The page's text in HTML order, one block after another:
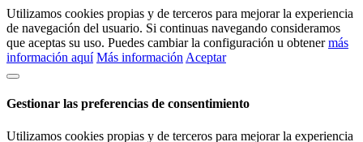
Utilizamos cookies propias y de terceros para mejorar la experiencia
de navegación del usuario. Si continuas navegando consideramos
que aceptas su uso. Puedes cambiar la configuración u obtenermás
información aquí Más información Aceptar
Gestionar las preferencias de consentimiento
Utilizamos cookies propias y de terceros para mejorar la experiencia